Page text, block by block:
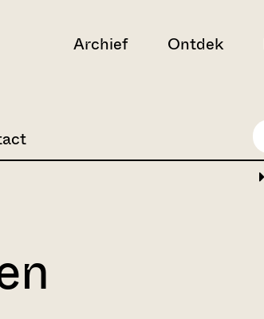
Archief Ontdek